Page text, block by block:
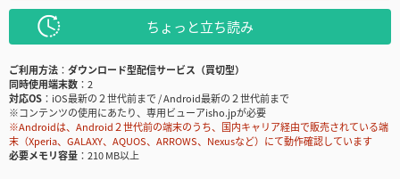
ちょっと立ち読み
ご利用方法
ダウンロード型配信サービス（買切型）
同時使用端末数
2
対応OS
iOS最新の２世代前まで / Android最新の２世代前まで
※コンテンツの使用にあたり、専用ビューアisho.jpが必要
※Androidは、Android２世代前の端末のうち、国内キャリア経由で販売されている端
末（Xperia、GALAXY、AQUOS、ARROWS、Nexusなど）にて動作確認しています
必要メモリ容量
210 MB以上